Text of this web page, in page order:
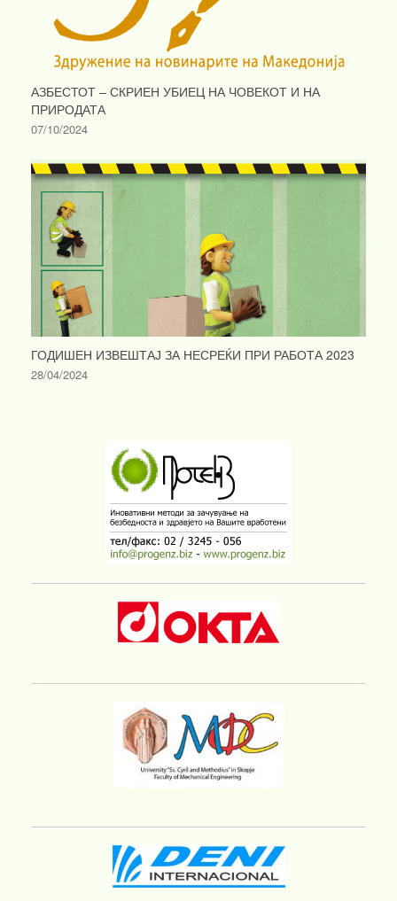
АЗБЕСТОТ – СКРИЕН УБИЕЦ НА ЧОВЕКОТ И НА
ПРИРОДАТА
07/10/2024
ГОДИШЕН ИЗВЕШТАЈ ЗА НЕСРЕЌИ ПРИ РАБОТА 2023
28/04/2024